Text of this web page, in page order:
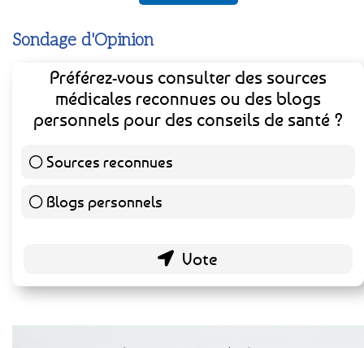
Sondage d'Opinion
Préférez-vous consulter des sources
médicales reconnues ou des blogs
personnels pour des conseils de santé ?
Sources reconnues
Blogs personnels